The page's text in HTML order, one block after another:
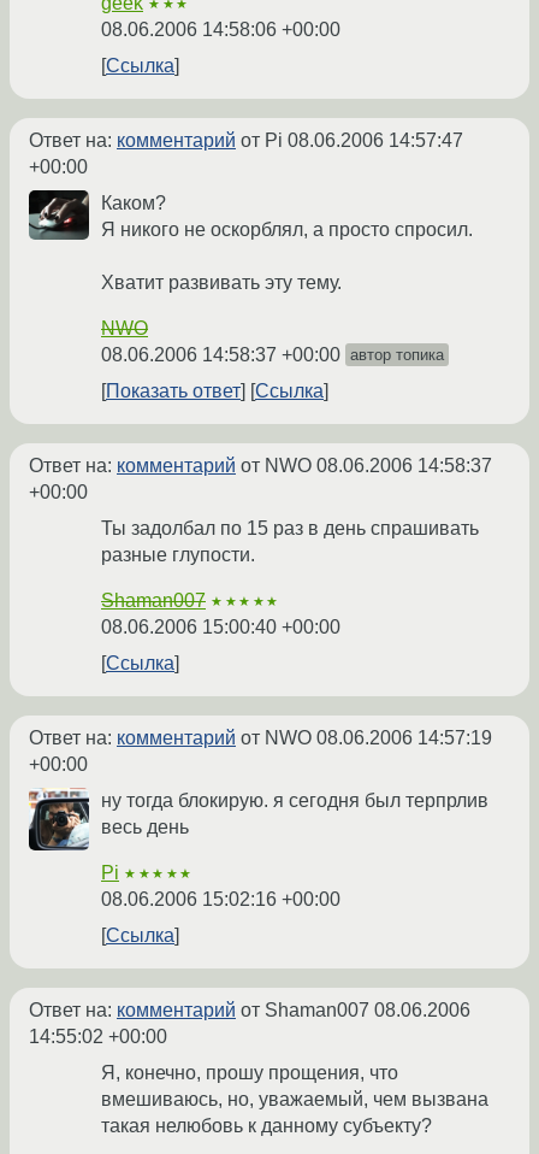
★★★
08.06.2006 14:58:06 +00:00
Ссылка
Ответ на: комментарий от Pi 08.06.2006 14:57:47
+00:00
Каком?
Я никого не оскорблял, а просто спросил.
Хватит развивать эту тему.
NWO
08.06.2006 14:58:37 +00:00 автор топика
Показать ответ Ссылка
Ответ на: комментарий от NWO 08.06.2006 14:58:37
+00:00
Ты задолбал по 15 раз в день спрашивать
разные глупости.
Shaman007 ★★★★★
08.06.2006 15:00:40 +00:00
Ссылка
Ответ на: комментарий от NWO 08.06.2006 14:57:19
+00:00
ну тогда блокирую. я сегодня был терпрлив
весь день
Pi ★★★★★
08.06.2006 15:02:16 +00:00
Ссылка
Ответ на: комментарий от Shaman007 08.06.2006
14:55:02 +00:00
Я, конечно, прошу прощения, что
вмешиваюсь, но, уважаемый, чем вызвана
такая нелюбовь к данному субъекту?